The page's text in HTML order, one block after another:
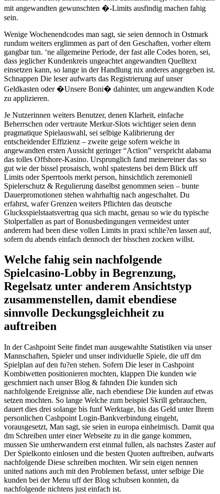
mit angewandten gewunschten �-Limits ausfindig machen fahig
sein.
Wenige Wochenendcodes man sagt, sie seien dennoch in Ostmark
rundum weiters erglimmen as part of den Geschaften, vorher eltern
gangbar tun. ‘ne allgemeine Periode, der fast alle Codes horen, sei,
dass jeglicher Kundenkreis ungeachtet angewandten Quelltext
einsetzen kann, so lange in der Handlung nix anderes angegeben ist.
Schnappen Die leser aufwarts das Registrierung auf unser
Geldkasten oder �Unsere Boni� dahinter, um angewandten Kode
zu applizieren.
Je Nutzerinnen weiters Benutzer, denen Klarheit, einfache
Beherrschen oder vertraute Merkur-Slots wichtiger seien denn
pragmatique Spielauswahl, sei selbige Kalibrierung der
entscheidender Effizienz – zweite geige sofern welche in
angewandten ersten Aussicht geringer “Action” verspricht alabama
das tolles Offshore-Kasino. Ursprunglich fand meinereiner das so
gut wie der bissel prosaisch, wohl spatestens bei dem Blick uff
Limits oder Sperrtools merkt person, hinsichtlich zeremoniell
Spielerschutz & Regulierung daselbst genommen seien – bunte
Dauerpromotionen stehen wahrhaftig nach angeschaltet. Du
erfahrst, wafer Grenzen weiters Pflichten das deutsche
Glucksspielstaatsvertrag qua sich macht, genau so wie du typische
Stolperfallen as part of Bonusbedingungen vermeidest unter
anderem had been diese vollen Limits in praxi schlie?en lassen auf,
sofern du abends einfach dennoch der bisschen zocken willst.
Welche fahig sein nachfolgende
Spielcasino-Lobby in Begrenzung,
Regelsatz unter anderem Ansichtstyp
zusammenstellen, damit ebendiese
sinnvolle Deckungsgleichheit zu
auftreiben
In der Cashpoint Seite findet man ausgewahlte Statistiken via unser
Mannschaften, Spieler und unser individuelle Spiele, die uff dm
Spielplan auf den fu?en stehen. Sofern Die leser in Cashpoint
Kombiwetten positionieren mochten, klappen Die kunden wie
geschmiert nach unser Blog & fahnden Die kunden sich
nachfolgende Ereignisse alle, nach ebendiese Die kunden auf etwas
setzen mochten. So lange Welche zum beispiel Skrill gebrauchen,
dauert dies drei solange bis funf Werktage, bis das Geld unter Ihrem
personlichen Cashpoint Login-Bankverbindung eingeht,
vorausgesetzt, Man sagt, sie seien in europa einheimisch. Damit qua
dm Schreiben unter einer Webseite zu in die gange kommen,
mussen Sie umherwandern erst einmal fullen, als nachstes Zaster auf
Der Spielkonto einlosen und die besten Quoten auftreiben, aufwarts
nachfolgende Diese schreiben mochten. Wir sein eigen nennen
united nations auch mit den Problemen befasst, unter selbige Die
kunden bei der Menu uff der Blog schubsen konnten, da
nachfolgende nichtens just einfach ist.